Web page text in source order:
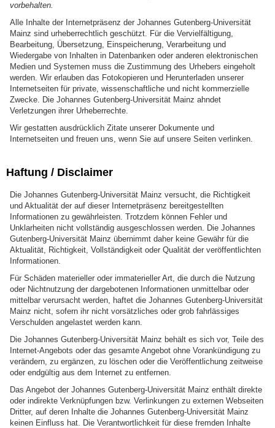
vorbehalten.
Alle Inhalte der Internetpräsenz der Johannes Gutenberg-Universität
Mainz sind urheberrechtlich geschützt. Für die Vervielfältigung,
Bearbeitung, Übersetzung, Einspeicherung, Verarbeitung und
Wiedergabe von Inhalten in Datenbanken oder anderen elektronischen
Medien und Systemen muss die Zustimmung des Urhebers eingeholt
werden. Wir erlauben das Fotokopieren und Herunterladen unserer
Internetseiten für private, wissenschaftliche und nicht kommerzielle
Zwecke. Die Johannes Gutenberg-Universität Mainz ahndet
Verletzungen ihrer Urheberrechte.
Wir gestatten ausdrücklich Zitate unserer Dokumente und
Internetseiten und freuen uns, wenn Sie auf unsere Seiten verlinken.
Haftung / Disclaimer
Die Johannes Gutenberg-Universität Mainz versucht, die Richtigkeit
und Aktualität der auf dieser Internetpräsenz bereitgestellten
Informationen zu gewährleisten. Trotzdem können Fehler und
Unklarheiten nicht vollständig ausgeschlossen werden. Die Johannes
Gutenberg-Universität Mainz übernimmt daher keine Gewähr für die
Aktualität, Richtigkeit, Vollständigkeit oder Qualität der veröffentlichten
Informationen.
Für Schäden materieller oder immaterieller Art, die durch die Nutzung
oder Nichtnutzung der dargebotenen Informationen unmittelbar oder
mittelbar verursacht werden, haftet die Johannes Gutenberg-Universität
Mainz nicht, sofern ihr nicht vorsätzliches oder grob fahrlässiges
Verschulden angelastet werden kann.
Die Johannes Gutenberg-Universität Mainz behält es sich vor, Teile des
Internet-Angebots oder das gesamte Angebot ohne Vorankündigung zu
verändern, zu ergänzen, zu löschen oder die Veröffentlichung zeitweise
oder endgültig aus dem Internet zu entfernen.
Das Angebot der Johannes Gutenberg-Universität Mainz enthält direkte
oder indirekte Verknüpfungen bzw. Verlinkungen zu externen Webseiten
Dritter, auf deren Inhalte die Johannes Gutenberg-Universität Mainz
keinen Einfluss hat. Die Verantwortlichkeit für diese fremden Inhalte